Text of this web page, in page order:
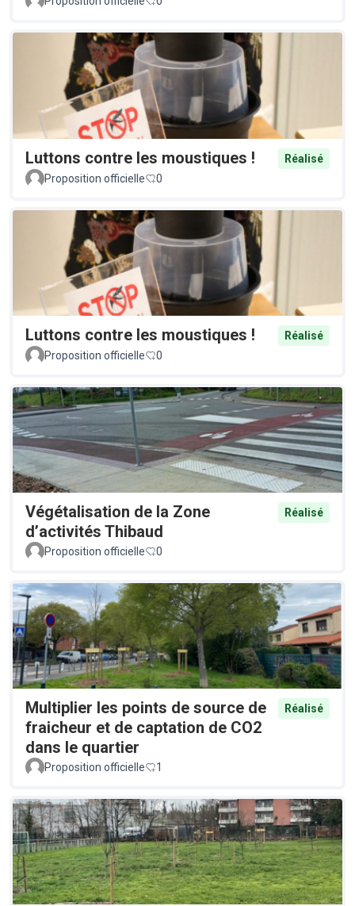
Luttons contre les moustiques !
Réalisé
Proposition officielle
0
Luttons contre les moustiques !
Réalisé
Proposition officielle
0
Végétalisation de la Zone
d’activités Thibaud
Réalisé
Proposition officielle 0
Multiplier les points de source de
fraicheur et de captation de CO2
dans le quartier
Réalisé
Proposition officielle 1